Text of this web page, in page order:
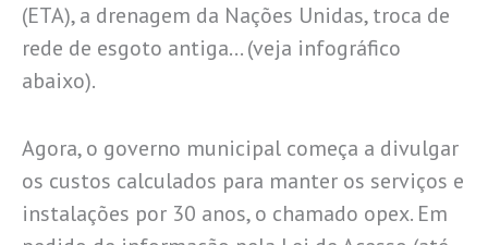
(ETA), a drenagem da Nações Unidas, troca de
rede de esgoto antiga… (veja infográfico
abaixo).
Agora, o governo municipal começa a divulgar
os custos calculados para manter os serviços e
instalações por 30 anos, o chamado opex. Em